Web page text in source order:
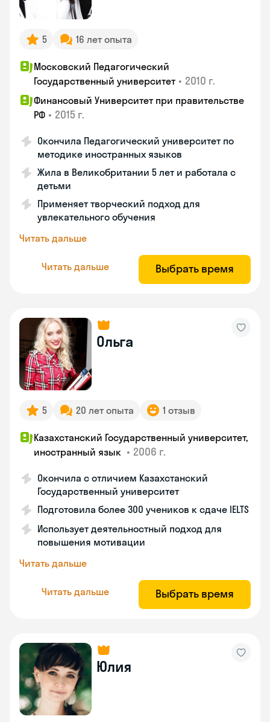
5 16 лет опыта
Московский Педагогический
Государственный университет • 2010 г.
Финансовый Университет при правительстве
РФ • 2015 г.
Окончила Педагогический университет по
методике иностранных языков
Жила в Великобритании 5 лет и работала с
детьми
Применяет творческий подход для
увлекательного обучения
Читать дальше
Читать дальше Выбрать время
Ольга
5 20 лет опыта 1 отзыв
Казахстанский Государственный университет,
иностранный язык • 2006 г.
Окончила с отличием Казахстанский
Государственный университет
Подготовила более 300 учеников к сдаче IELTS
Использует деятельностный подход для
повышения мотивации
Читать дальше
Читать дальше Выбрать время
Юлия